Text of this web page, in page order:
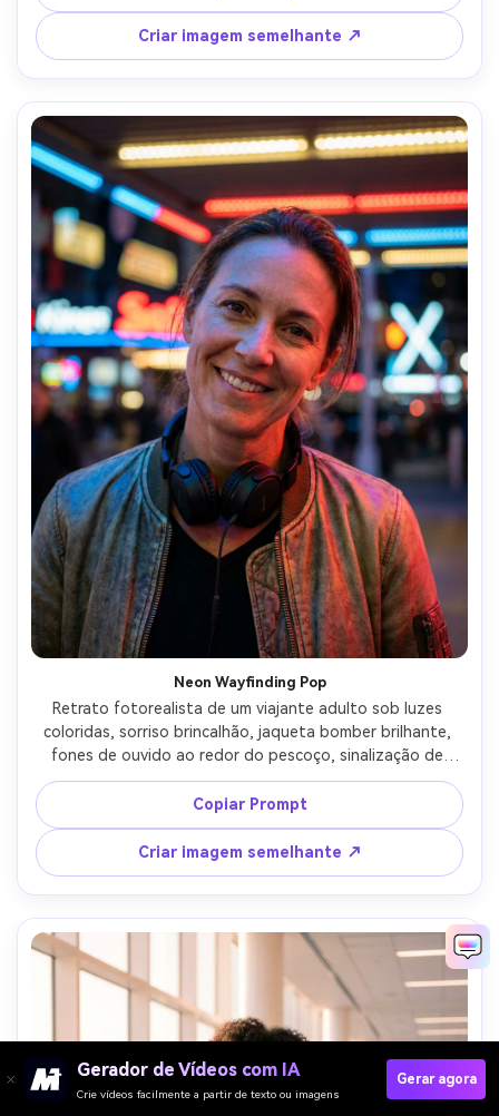
inteiro, composição simétrica, humor moderno e calmo,
detalhe realista do tecido e da pele, alta resolução, foco
nítido, classificação de contraste sutil-AR 4:5
Criar imagem semelhante ↗
Neon Wayfinding Pop
Retrato fotorealista de um viajante adulto sob luzes
coloridas, sorriso brincalhão, jaqueta bomber brilhante,
fones de ouvido ao redor do pescoço, sinalização de
fundo embaçada em formas de néon (sem texto legível),
iluminação mista com tons de pele controlados, Fujifilm
GFX50R, 63 mm f/2.8, cintura-para-cima moldura, leve
inclinação, humor vibrante e enérgico, textura realista da
pele, alta resolução, foco nítido, grau de cor punchy-AR
4:5
Copiar Prompt
Criar imagem semelhante ↗
Gerador de Vídeos com IA
Crie vídeos facilmente a partir de texto ou imagens
Gerar agora